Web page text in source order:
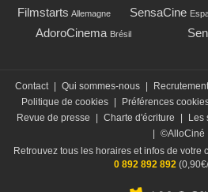
Filmstarts Allemagne SensaCine
AdoroCinema Brésil
Contact Qui sommes-nous Recrutement
Politique de cookies
Préférences
Revue de presse
Charte d'écriture Les
©AlloCiné
Retrouvez tous les horaires et infos de votre
0 892 892 892